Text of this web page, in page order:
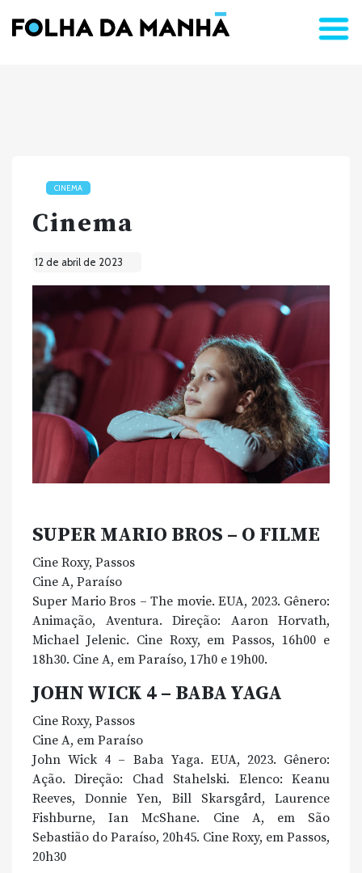
CINEMA
Cinema
12 de abril de 2023
SUPER MARIO BROS – O FILME
Cine Roxy, Passos
Cine A, Paraíso
Super Mario Bros – The movie. EUA, 2023. Gênero:
Animação, Aventura. Direção: Aaron Horvath,
Michael Jelenic. Cine Roxy, em Passos, 16h00 e
18h30. Cine A, em Paraíso, 17h0 e 19h00.
JOHN WICK 4 – BABA YAGA
Cine Roxy, Passos
Cine A, em Paraíso
John Wick 4 – Baba Yaga. EUA, 2023. Gênero:
Ação. Direção: Chad Stahelski. Elenco: Keanu
Reeves, Donnie Yen, Bill Skarsgård, Laurence
Fishburne, Ian McShane. Cine A, em São
Sebastião do Paraíso, 20h45. Cine Roxy, em Passos,
20h30